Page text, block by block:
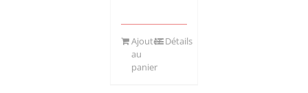
Ajouter
au
panier
Détails